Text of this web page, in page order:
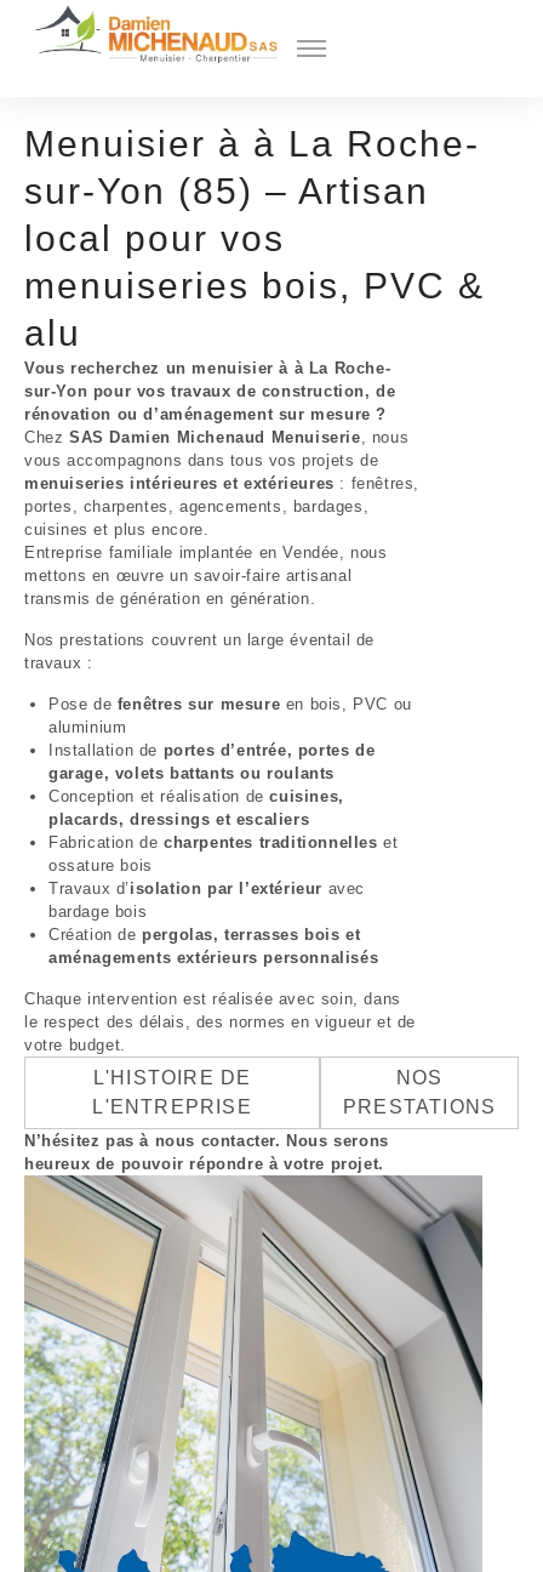
Menuisier à à La Roche-
sur-Yon (85) – Artisan
local pour vos
menuiseries bois, PVC &
alu
Vous recherchez un menuisier à à La Roche-
sur-Yon pour vos travaux de construction, de
rénovation ou d’aménagement sur mesure ?
Chez SAS Damien Michenaud Menuiserie, nous
vous accompagnons dans tous vos projets de
menuiseries intérieures et extérieures : fenêtres,
portes, charpentes, agencements, bardages,
cuisines et plus encore.
Entreprise familiale implantée en Vendée, nous
mettons en œuvre un savoir-faire artisanal
transmis de génération en génération.
Nos prestations couvrent un large éventail de
travaux :
Pose de fenêtres sur mesure en bois, PVC ou
aluminium
Installation de portes d’entrée, portes de
garage, volets battants ou roulants
Conception et réalisation decuisines,
placards, dressings et escaliers
Fabrication de charpentes traditionnelles et
ossature bois
Travaux d’ isolation par l’extérieur avec
bardage bois
Création de pergolas, terrasses bois et
aménagements extérieurs personnalisés
Chaque intervention est réalisée avec soin, dans
le respect des délais, des normes en vigueur et de
votre budget.
L'HISTOIRE DE
L'ENTREPRISE
NOS
PRESTATIONS
N’hésitez pas à nous contacter. Nous serons
heureux de pouvoir répondre à votre projet.